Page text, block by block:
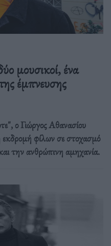
μουσικοί, ένα
έμπνευσης
ο Γιώργος Αθανασίου
εκδρομή φίλων σε στοχασμό
την ανθρώπινη αμηχανία.